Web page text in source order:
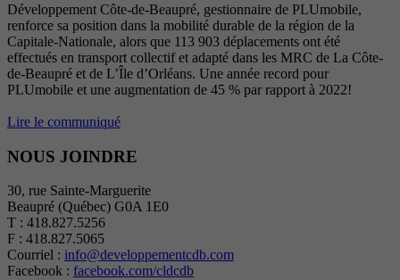
Développement Côte-de-Beaupré, gestionnaire de PLUmobile,
renforce sa position dans la mobilité durable de la région de la
Capitale-Nationale, alors que 113 903 déplacements ont été
effectués en transport collectif et adapté dans les MRC de La Côte-
de-Beaupré et de L’Île d’Orléans. Une année record pour
PLUmobile et une augmentation de 45 % par rapport à 2022!
Lire le communiqué
NOUS JOINDRE
30, rue Sainte-Marguerite
Beaupré (Québec) G0A 1E0
T : 418.827.5256
F : 418.827.5065
Courriel : info@developpementcdb.com
Facebook : facebook.com/cldcdb